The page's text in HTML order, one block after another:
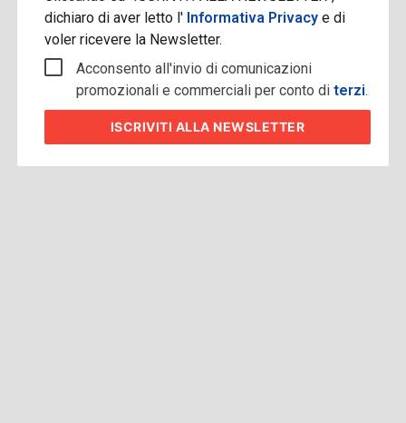
dichiaro di aver letto l' Informativa Privacye di
voler ricevere la Newsletter.
Acconsento all'invio di comunicazioni
promozionali e commerciali per conto diterzi.
ISCRIVITI ALLA NEWSLETTER